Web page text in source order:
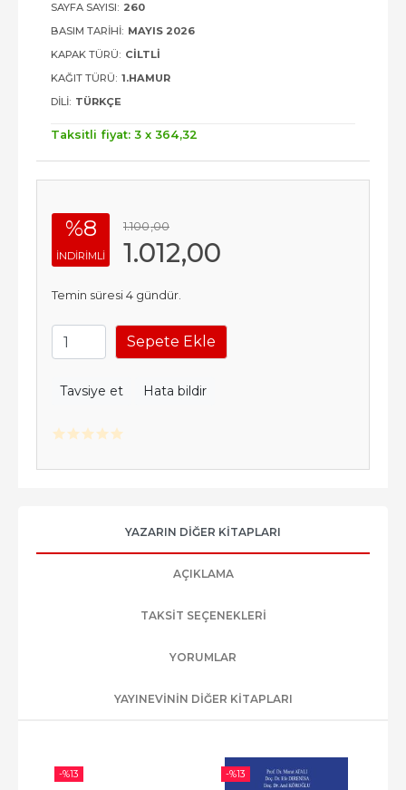
SAYFA SAYISI: 260
BASIM TARIHI: MAYIS 2026
KAPAK TÜRÜ: CILTLI
KAĞIT TÜRÜ: 1.HAMUR
DILI: TÜRKÇE
Taksitli fiyat: 3 x 364,32
%8
INDIRIMLI
1.100,00
1.012,00
Temin süresi 4 gündür.
Sepete Ekle
Tavsiye et Hata bildir
YAZARIN DIĞER KITAPLARI
AÇIKLAMA
TAKSIT SEÇENEKLERI
YORUMLAR
YAYINEVININ DIĞER KITAPLARI
-%13 -%13